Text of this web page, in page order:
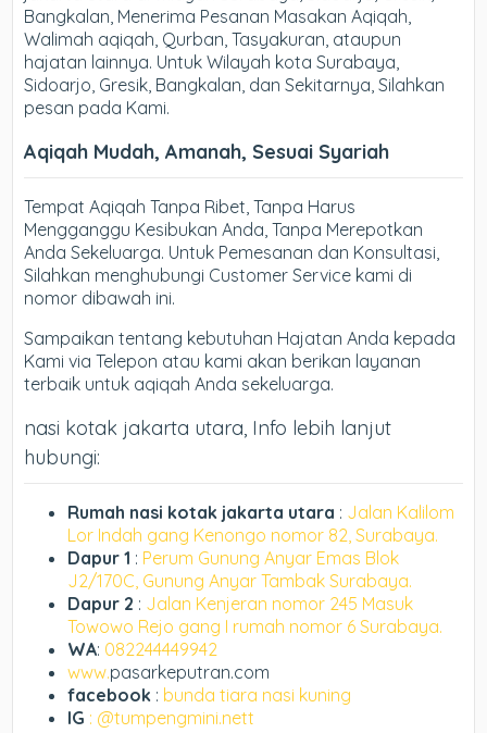
Bangkalan, Menerima Pesanan Masakan Aqiqah,
Walimah aqiqah, Qurban, Tasyakuran, ataupun
hajatan lainnya. Untuk Wilayah kota Surabaya,
Sidoarjo, Gresik, Bangkalan, dan Sekitarnya, Silahkan
pesan pada Kami.
Aqiqah Mudah, Amanah, Sesuai Syariah
Tempat Aqiqah Tanpa Ribet, Tanpa Harus
Mengganggu Kesibukan Anda, Tanpa Merepotkan
Anda Sekeluarga. Untuk Pemesanan dan Konsultasi,
Silahkan menghubungi Customer Service kami di
nomor dibawah ini.
Sampaikan tentang kebutuhan Hajatan Anda kepada
Kami via Telepon atau kami akan berikan layanan
terbaik untuk aqiqah Anda sekeluarga.
nasi kotak jakarta utara, Info lebih lanjut
hubungi:
Rumah nasi kotak jakarta utara : Jalan Kalilom
Lor Indah gang Kenongo nomor 82, Surabaya.
Dapur 1 : Perum Gunung Anyar Emas Blok
J2/170C, Gunung Anyar Tambak Surabaya.
Dapur 2 : Jalan Kenjeran nomor 245 Masuk
Towowo Rejo gang I rumah nomor 6 Surabaya.
WA: 082244449942
www.pasarkeputran.com
facebook : bunda tiara nasi kuning
IG : @tumpengmini.nett